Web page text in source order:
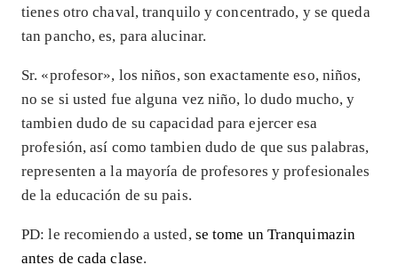
tienes otro chaval, tranquilo y concentrado, y se queda
tan pancho, es, para alucinar.
Sr. «profesor», los niños, son exactamente eso, niños,
no se si usted fue alguna vez niño, lo dudo mucho, y
tambien dudo de su capacidad para ejercer esa
profesión, así como tambien dudo de que sus palabras,
representen a la mayoría de profesores y profesionales
de la educación de su pais.
PD: le recomiendo a usted, se tome un Tranquimazin
antes de cada clase.